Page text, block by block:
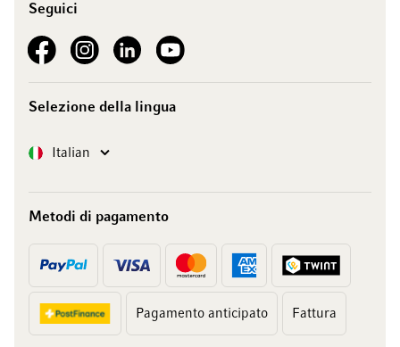
Seguici
See our FacebookSee our Instagram account
See our LinkedInSee our YouTube channel
Selezione della lingua
Lingua Italian
Metodi di pagamento
Pagamento anticipato Fattura